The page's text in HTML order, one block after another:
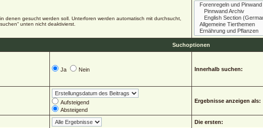
denen gesucht werden soll. Unterforen werden automatisch mit durchsucht,
unten nicht deaktivierst.
Suchoptionen
Ja Nein Innerhalb suchen:
Aufsteigend
Absteigend
Ergebnisse anzeigen als:
Die ersten: